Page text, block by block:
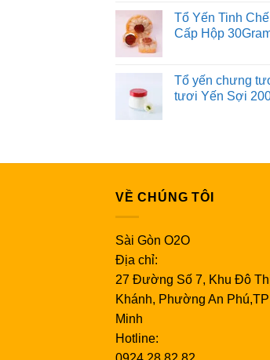
Tổ Yến Tinh
Cấp Hộp
Tổ yến chưng
tươi Yến Sợi
VỀ CHÚNG TÔI
Sài Gòn O2O
Địa chỉ:
27 Đường Số 7, Khu Đô
Khánh, Phường An
Minh
Hotline: